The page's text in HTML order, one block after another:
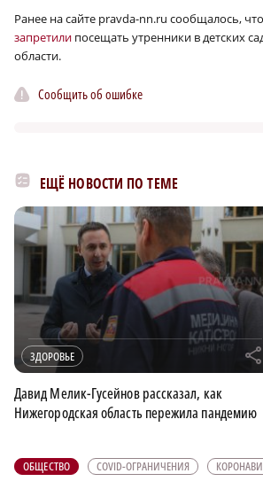
Ранее на сайте pravda-nn.ru сообщалось, что
запретили посещать утренники в детских
области.
Сообщить об ошибке
ЕЩЁ НОВОСТИ ПО ТЕМЕ
ЗДОРОВЬЕ r
Давид Мелик-Гусейнов рассказал, как
Нижегородская область пережила пандемию
ОБЩЕСТВО COVID-ОГРАНИЧЕНИЯ